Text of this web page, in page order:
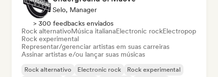
Selo, Manager
> 300 feedbacks enviados
Rock alternativoMúsica italianaElectronic rockElectropop
Rock experimental
Representar/gerenciar artistas em suas carreiras
Assinar artistas e/ou lançar suas músicas
Rock alternativo Electronic rock
Rock experimental